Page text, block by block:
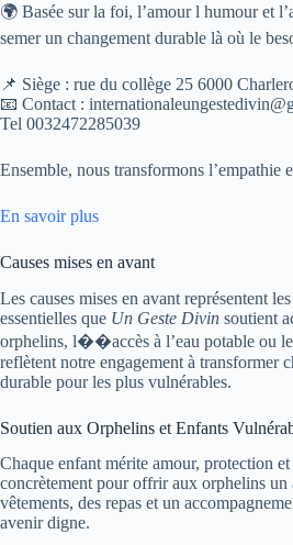
🌍 Basée sur la foi, l’amour l humour et
semer un changement durable là où le
📌 Siège : rue du collège 25 6000
📧 Contact :
Tel 0032472285039
Ensemble, nous transformons l’empathie
En savoir plus
Causes mises en avant
Les causes mises en avant représentent
essentielles que Un Geste Divin soutient
orphelins, l��accès à l’eau potable ou
reflètent notre engagement à transformer
durable pour les plus vulnérables.
Soutien aux Orphelins et Enfants
Chaque enfant mérite amour, protection
concrètement pour offrir aux orphelins un
vêtements, des repas et un
avenir digne.